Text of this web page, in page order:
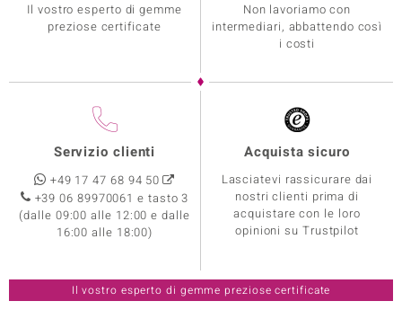
Il vostro esperto di gemme
preziose certificate
Non lavoriamo con
intermediari, abbattendo così
i costi
Servizio clienti
+49 17 47 68 94 50
+39 06 89970061 e tasto 3
(dalle 09:00 alle 12:00 e dalle
16:00 alle 18:00)
Acquista sicuro
Lasciatevi rassicurare dai
nostri clienti prima di
acquistare con le loro
opinioni su Trustpilot
Il vostro esperto di gemme preziose certificate